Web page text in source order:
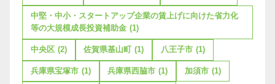
中堅・中小・スタートアップ企業の賃上げに向けた省力化
等の大規模成長投資補助金 (1)
中央区 (2) 佐賀県基山町 (1) 八王子市 (1)
兵庫県宝塚市 (1) 兵庫県西脇市 (1) 加須市 (1)